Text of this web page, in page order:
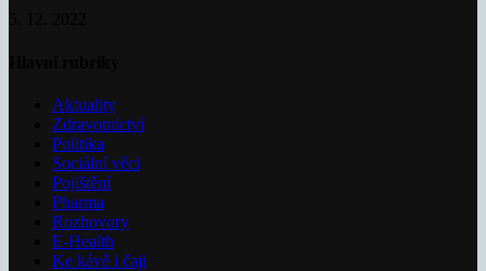
Aktuality
Zdravotnictví
Politika
Sociální věci
Pojištění
Pharma
Rozhovory
E-Health
Ke kávě i čaji